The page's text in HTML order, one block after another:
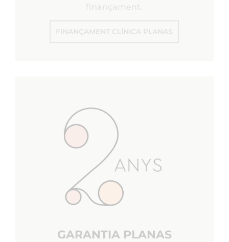
finançament.
FINANÇAMENT CLÍNICA PLANAS
GARANTIA PLANAS